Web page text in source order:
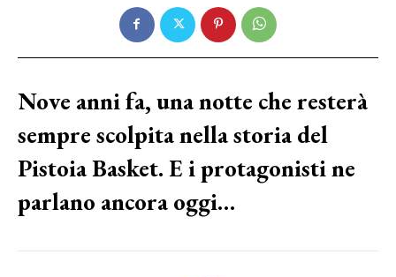
Nove anni fa, una notte che resterà
sempre scolpita nella storia del
Pistoia Basket. E i protagonisti ne
parlano ancora oggi…